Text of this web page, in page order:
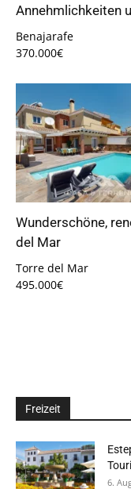
Annehmlichkeiten
Benajarafe
370.000€
Wunderschöne,
del Mar
Torre del Mar
495.000€
Freizeit
6.